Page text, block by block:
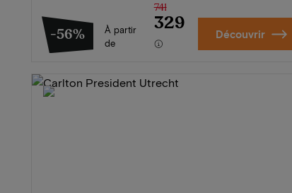
-56%
À partir
de
741
329 Découvrir